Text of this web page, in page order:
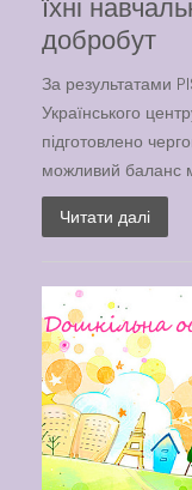
їхні
добробут
За результатами
Українського
підготовлено
можливий баланс
Читати далі